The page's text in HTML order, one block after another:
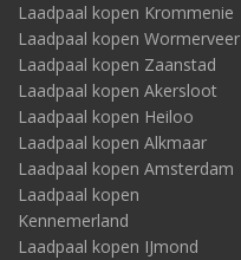
Laadpaal kopen Krommenie
Laadpaal kopen Wormerveer
Laadpaal kopen Zaanstad
Laadpaal kopen Akersloot
Laadpaal kopen Heiloo
Laadpaal kopen Alkmaar
Laadpaal kopen Amsterdam
Laadpaal kopen
Kennemerland
Laadpaal kopen IJmond